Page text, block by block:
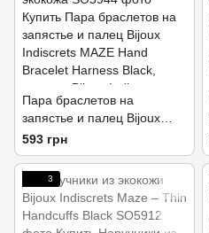
Пара браслетов на
запястье и палец Bijoux
Indiscrets MAZE Hand
Bracelet Harness Brown,
экокожа
593 грн
3